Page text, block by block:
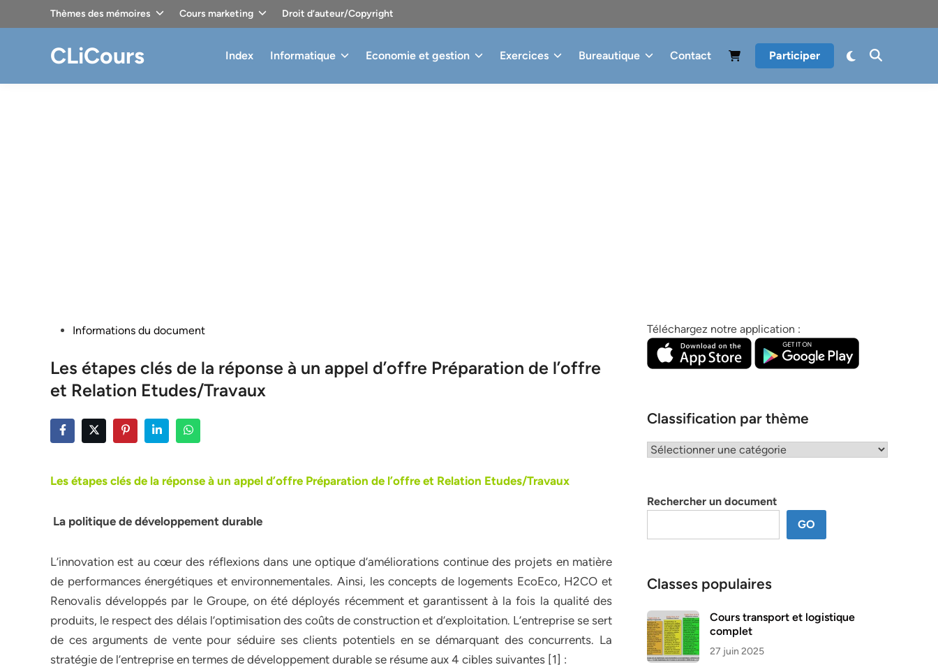
Thèmes des mémoires Cours marketing Droit d’auteur/Copyright
CLiCours Index Informatique Economie et gestion Exercices Bureautique Contact Participer
PostedInformations du document
Les étapes clés de la réponse à un appel d’offre Préparation de l’offre
et Relation Etudes/Travaux
Les étapes clés de la réponse à un appel d’offre Préparation de l’offre et Relation Etudes/Travaux
La politique de développement durable
L’innovation est au cœur des réflexions dans une optique d’améliorations continue des projets en matière
de performances énergétiques et environnementales. Ainsi, les concepts de logements EcoEco, H2CO et
Renovalis développés par le Groupe, on été déployés récemment et garantissent à la fois la qualité des
produits, le respect des délais l’optimisation des coûts de construction et d’exploitation. L’entreprise se sert
de ces arguments de vente pour séduire ses clients potentiels en se démarquant des concurrents. La
stratégie de l’entreprise en termes de développement durable se résume aux 4 cibles suivantes [1] :
Téléchargez notre application :
Classification par thème
Classification
Rechercher un document
GO
Classes populaires
Cours transport et logistique
complet
27 juin 2025